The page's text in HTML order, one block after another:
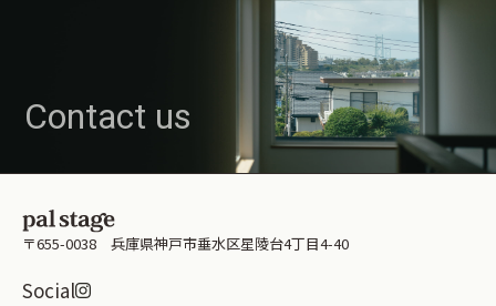
Contact us
〒655-0038 兵庫県神戸市垂水区星陵台4丁目4-40
Social